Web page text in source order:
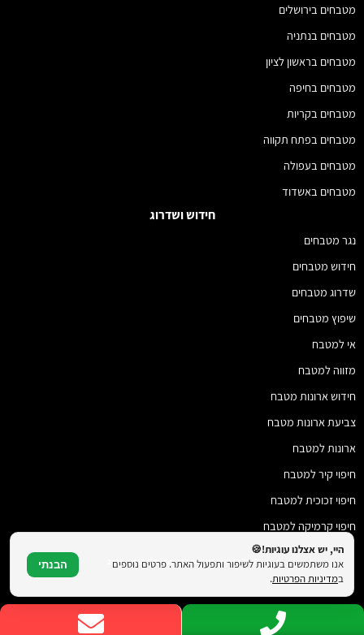
מטבחים בירושלים
מטבחים בנתניה
מטבחים בראשון לציון
מטבחים בחיפה
מטבחים בקריות
מטבחים בפתח תקווה
מטבחים בעפולה
מטבחים באשדוד
חידוש ושדרוג
נגר מטבחים
חידוש מטבחים
שדרוג מטבחים
שיפוץ מטבחים
אי למטבח
מזווה למטבח
חידוש ארונות מטבח
צביעת ארונות מטבח
ארונות למטבח
חיפוי קיר למטבח
חיפוי זכוכית למטבח
חיפוי קרמיקה למטבח
© כל הזכויות שמורות להמטבח שלי 2018 - 2026
היי, יש אצלנו עוגיות!🍪
אנו משתמשים בעוגיות לשיפור ותפעול האתר. פרטים נוספים
במדיניות הפרטיות.
הבנתי